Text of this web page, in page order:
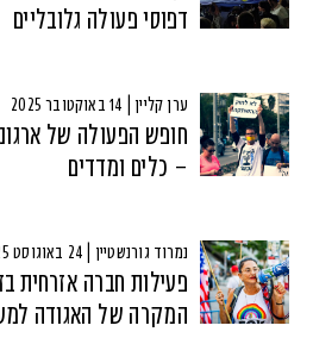
דפוסי פעולה גלובליים
ערן קליין | 14 באוקטובר 2025
חופש הפעולה של
– כלים ומדדים
נמרוד גורנשטיין | 24 באוגוסט 2025
פעילות חברה אזרחית
המקרה של האגודה